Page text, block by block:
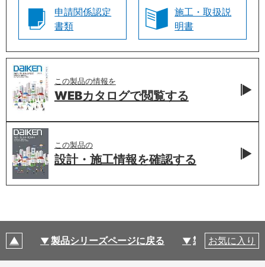
申請関係認定
書類
施工・取扱説
明書
この製品の情報を
WEBカタログで閲覧する
この製品の
設計・施工情報を確認する
製品シリーズページに戻る 製品仕様
お気に入り